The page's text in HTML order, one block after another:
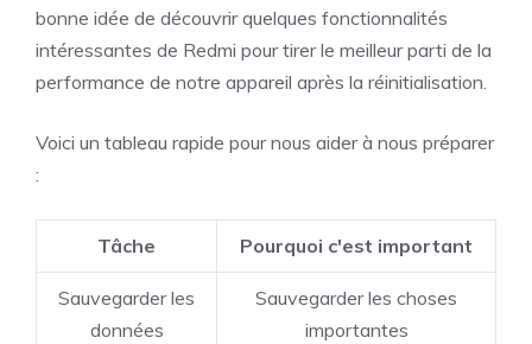
bonne idée de découvrir quelques fonctionnalités
intéressantes de Redmi pour tirer le meilleur parti de la
performance de notre appareil après la réinitialisation.
Voici un tableau rapide pour nous aider à nous préparer
:
Tâche Pourquoi c'est important
Sauvegarder les
données
Sauvegarder les choses
importantes